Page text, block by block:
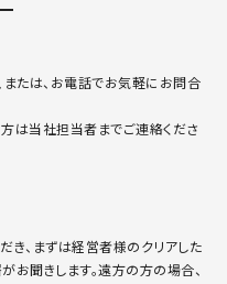
または、お電話でお気軽にお問合
は当社担当者までご連絡くださ
き、まずは経営者様のクリアした
お聞きします。遠方の方の場合、